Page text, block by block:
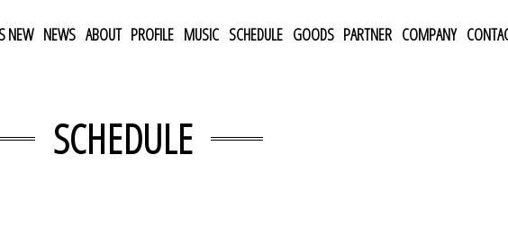
NEW NEWS ABOUT PROFILE MUSIC SCHEDULE GOODS PARTNER COMPANY
SCHEDULE